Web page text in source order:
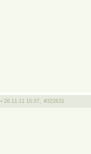
• 26.11.11 15:37, #322631